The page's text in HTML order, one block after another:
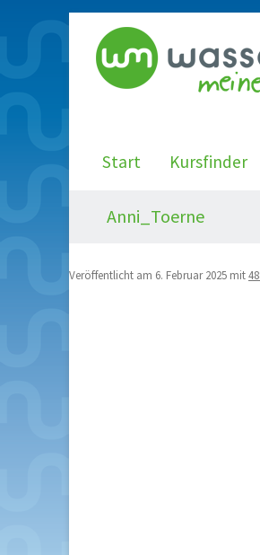
Start Kursfinder
Anni_Toerne
Veröffentlicht am 6. Februar 2025 mit